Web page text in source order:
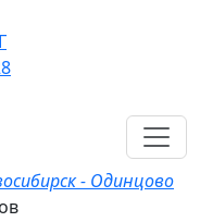
- Одинцово